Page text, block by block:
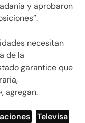
y aprobaron
necesitan
de la
garantice que
agregan.
Televisa